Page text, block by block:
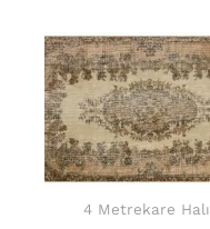
4 Metrekare Halı